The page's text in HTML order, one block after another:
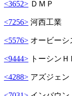
<3652> Ｄ
<7256> 河
<5576> オービ
<9444> トー
<4288> アズ